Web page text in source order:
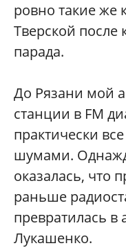
ровно такие же
Тверской после
парада.
До Рязани мой
станции в FM
практически
шумами.
оказалась, что
раньше
превратилась в
Лукашенко.